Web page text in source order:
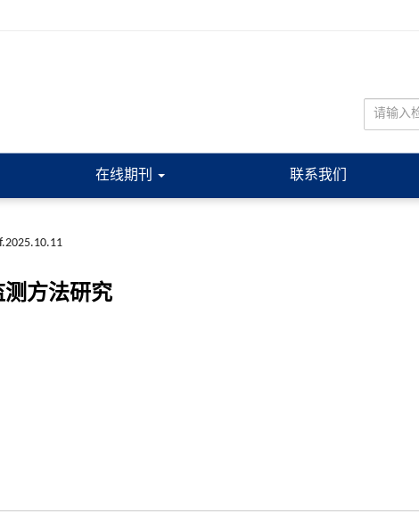
在线期刊 联系我们
测方法研究